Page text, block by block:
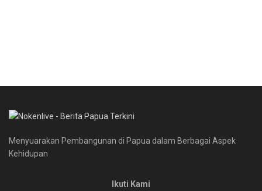
Menyuarakan Pembangunan di Papua dalam Berbagai Aspek
Kehidupan
Ikuti Kami